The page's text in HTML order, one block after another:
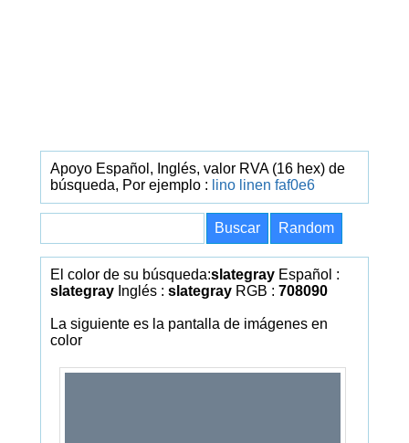
Apoyo Español, Inglés, valor RVA (16 hex) de
búsqueda, Por ejemplo : lino linen faf0e6
El color de su búsqueda:slategray Español :
slategray Inglés : slategray RGB : 708090
La siguiente es la pantalla de imágenes en
color